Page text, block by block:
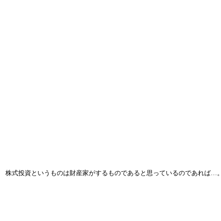
株式投資というものは財産家がするものであると思っているのであれば…